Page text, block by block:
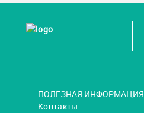
ПОЛЕЗНАЯ ИНФОРМАЦИЯ
Контакты